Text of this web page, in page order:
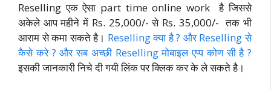
Reselling एक ऐसा part time online work है जिससे
अकेले आप महीने में Rs. 25,000/- से Rs. 35,000/- तक भी
आराम से कमा सकते है। Reselling क्या है ? और Reselling से
कैसे करे ? और सब अच्छी Reselling मोबाइल एप्प कोण सी है ?
इसकी जानकारी निचे दी गयी लिंक पर क्लिक कर के ले सकते है।